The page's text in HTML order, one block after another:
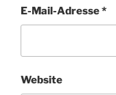
E-Mail-Adresse*
Website